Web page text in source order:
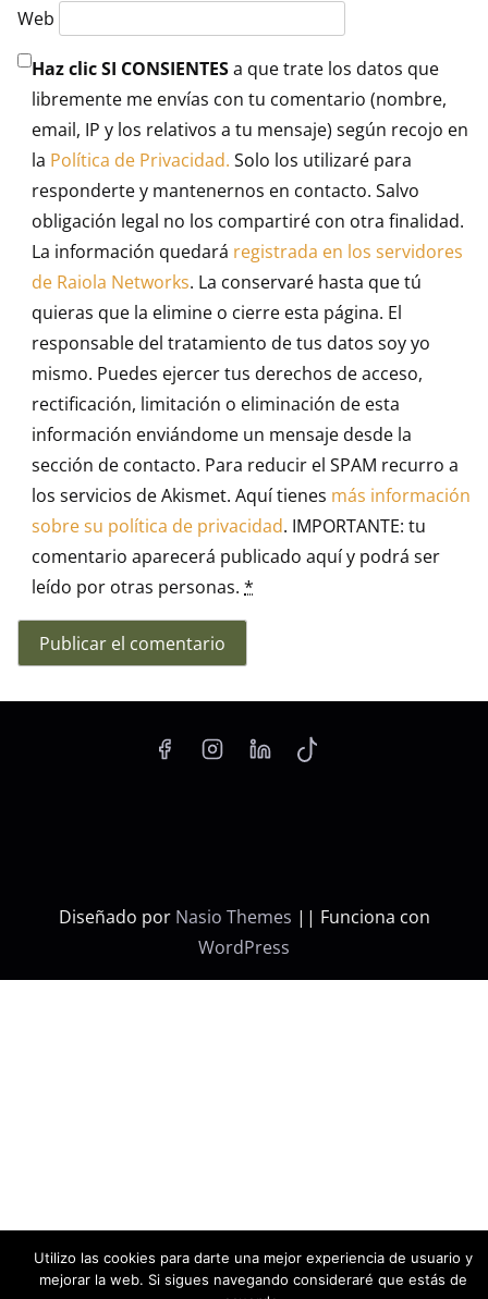
Web
Haz clic SI CONSIENTESa que trate los datos que
libremente me envías con tu comentario (nombre,
email, IP y los relativos a tu mensaje) según recojo en
la Política de Privacidad. Solo los utilizaré para
responderte y mantenernos en contacto. Salvo
obligación legal no los compartiré con otra finalidad.
La información quedará registrada en los servidores
de Raiola Networks. La conservaré hasta que tú
quieras que la elimine o cierre esta página. El
responsable del tratamiento de tus datos soy yo
mismo. Puedes ejercer tus derechos de acceso,
rectificación, limitación o eliminación de esta
información enviándome un mensaje desde la
sección de contacto. Para reducir el SPAM recurro a
los servicios de Akismet. Aquí tienes más información
sobre su política de privacidad. IMPORTANTE: tu
comentario aparecerá publicado aquí y podrá ser
leído por otras personas. *
Diseñado por Nasio Themes || Funciona con
WordPress
Utilizo las cookies para darte una mejor experiencia de usuario y
mejorar la web. Si sigues navegando consideraré que estás de